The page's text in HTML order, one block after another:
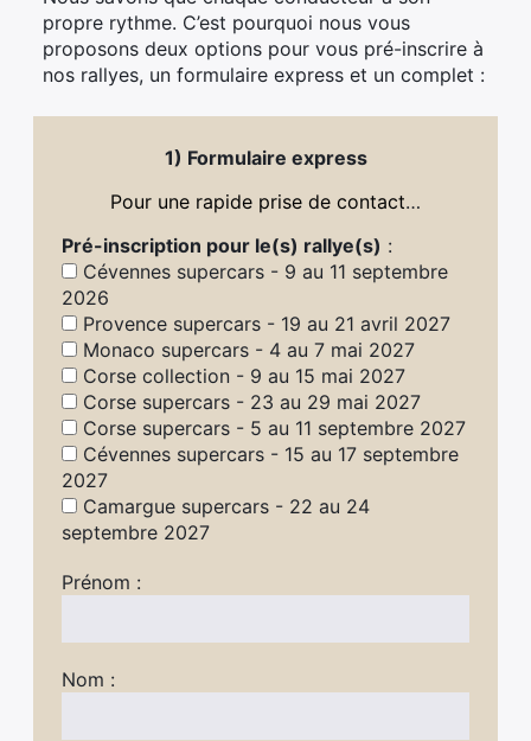
propre rythme. C’est pourquoi nous vous
proposons deux options pour vous pré-inscrire à
nos rallyes, un formulaire express et un complet :
1) Formulaire express
Pour une rapide prise de contact…
Pré-inscription pour le(s) rallye(s) :
Cévennes supercars - 9 au 11 septembre
2026
Provence supercars - 19 au 21 avril 2027
Monaco supercars - 4 au 7 mai 2027
Corse collection - 9 au 15 mai 2027
Corse supercars - 23 au 29 mai 2027
Corse supercars - 5 au 11 septembre 2027
Cévennes supercars - 15 au 17 septembre
2027
Camargue supercars - 22 au 24
septembre 2027
Prénom :
Nom :